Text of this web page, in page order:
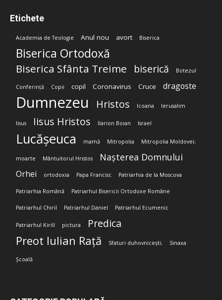
Etichete
Academia de Teologie Anul nou avort Biserica
Biserica Ortodoxă
Biserica Sfânta Treime biserică Botezul
Conferință Copii copil Coronavirus Cruce dragoste
Dumnezeu Hristos Icoana Ierusalim
Iisus Iisus Hristos Ilarion Boian Israel
Lucășeuca mamă Mitropolia Mitropolia Moldovei;
moarte Mântuitorul Hristos Nașterea Domnului
Orhei ortodoxia Papa Francisc Patriarhia de la Moscova
Patriarhia Română Patriarhul Bisericii Ortodoxe Române
Patriarhul Chiril Patriarhul Daniel Patriarhul Ecumenic
Patriarhul Kirill pictura Predica
Preot Iulian Rață Sfaturi duhovnicești; Sinaxa
Școală